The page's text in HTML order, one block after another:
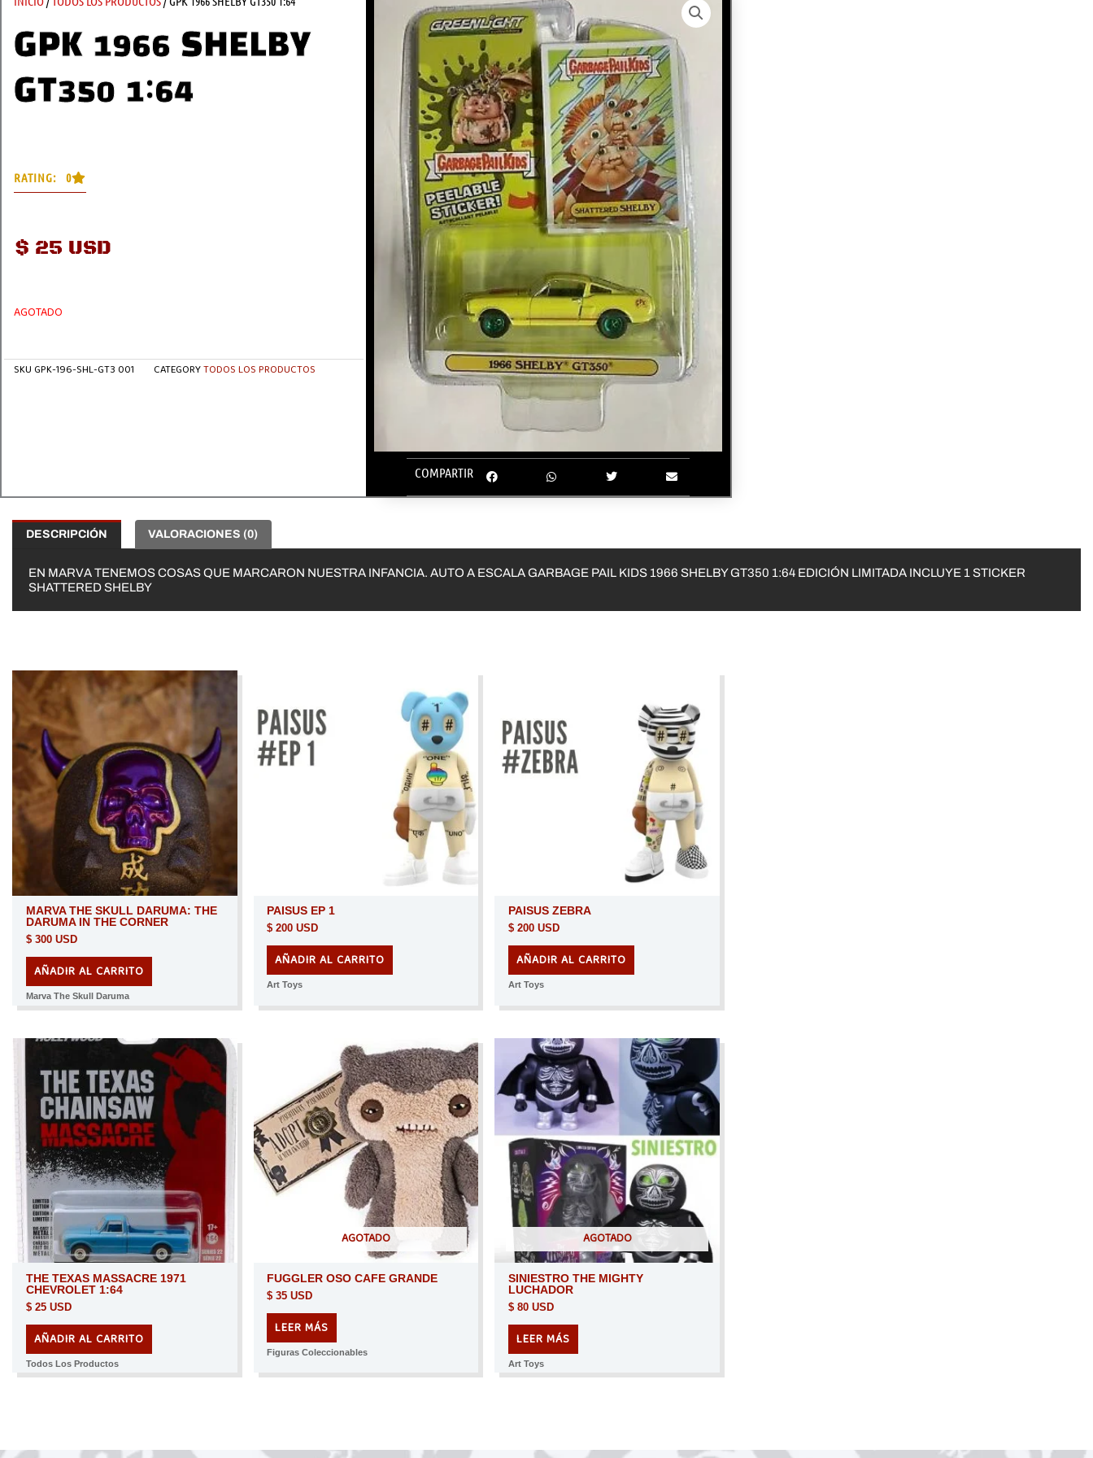
GPK 1966 SHELBY
GT350 1:64
RATING: 0
$ 25 USD
AGOTADO
SKU GPK-196-SHL-GT3 001 CATEGORYTODOS LOS PRODUCTOS
COMPARTIR
DESCRIPCIÓN VALORACIONES (0)
EN MARVA TENEMOS COSAS QUE MARCARON NUESTRA INFANCIA. AUTO A ESCALA GARBAGE PAIL KIDS 1966 SHELBY GT350 1:64 EDICIÓN LIMITADA INCLUYE 1 STICKER
SHATTERED SHELBY
MARVA THE SKULL DARUMA: THE
DARUMA IN THE CORNER
$300 USD
AÑADIR AL CARRITO
Marva The Skull Daruma
PAISUS EP 1
$ 200 USD
AÑADIR AL CARRITO
Art Toys
PAISUS ZEBRA
$ 200 USD
AÑADIR AL CARRITO
Art Toys
THE TEXAS MASSACRE 1971
CHEVROLET 1:64
$25 USD
AÑADIR AL CARRITO
Todos Los Productos
AGOTADO
FUGGLER OSO CAFE GRANDE
$ 35 USD
LEER MÁS
Figuras Coleccionables
AGOTADO
SINIESTRO THE MIGHTY
LUCHADOR
$ 80 USD
LEER MÁS
Art Toys